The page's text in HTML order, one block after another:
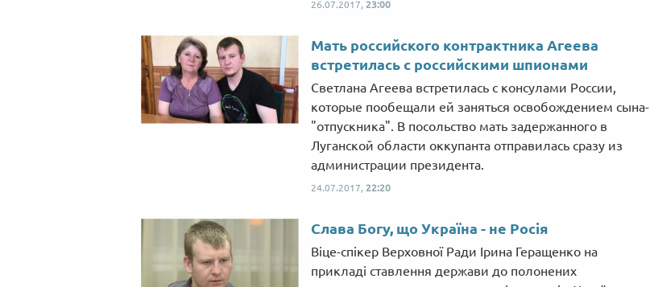
26.07.2017, 23:00
Мать российского контрактника Агеева
встретилась с российскими шпионами
Светлана Агеева встретилась с консулами России,
которые пообещали ей заняться освобождением сына-
"отпускника". В посольство мать задержанного в
Луганской области оккупанта отправилась сразу из
администрации президента.
24.07.2017, 22:20
Слава Богу, що Україна - не Росія
Віце-спікер Верховної Ради Ірина Геращенко на
прикладі ставлення держави до полонених